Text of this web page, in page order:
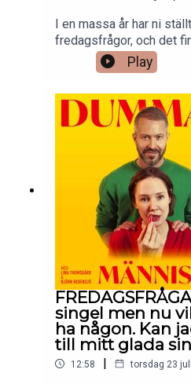
I en massa år har ni
fredagsfrågor, och det
katalogen. I sommar
fredagsfrågor som
fredagsfrågor som
Malmqvist.Kontakta oss
Play
singel men nu
ha någon. Kan
till mitt glada
12:58 | torsdag 23